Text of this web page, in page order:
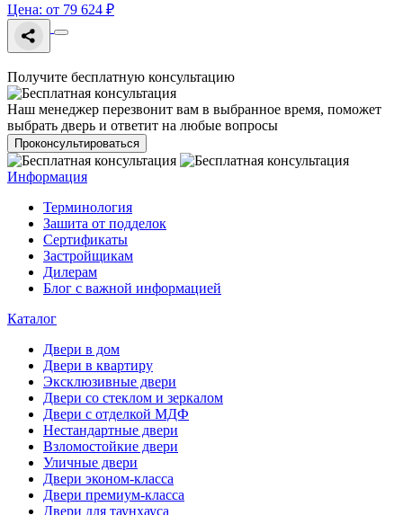
Цена: от 79 624 ₽
Получите бесплатную консультацию
Наш менеджер перезвонит вам в выбранное время, поможет
выбрать дверь и ответит на любые вопросы
Проконсультироваться
Информация
Терминология
Зашита от подделок
Сертификаты
Застройщикам
Дилерам
Блог с важной информацией
Каталог
Двери в дом
Двери в квартиру
Эксклюзивные двери
Двери со стеклом и зеркалом
Двери с отделкой МДФ
Нестандартные двери
Взломостойкие двери
Уличные двери
Двери эконом-класса
Двери премиум-класса
Двери для таунхауса